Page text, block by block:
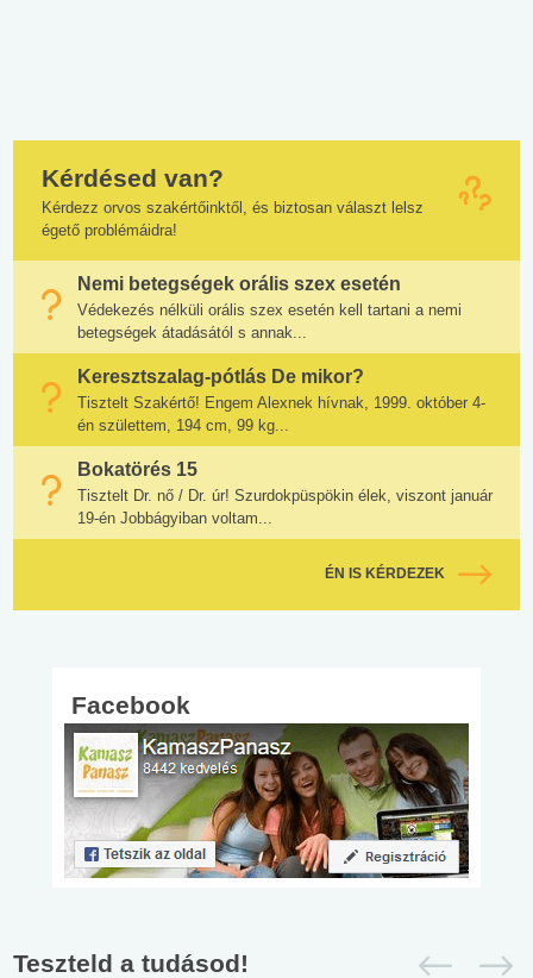
Kérdésed van?
Kérdezz orvos szakértőinktől, és biztosan választ lelsz
égető problémáidra!
Nemi betegségek orális szex esetén
Védekezés nélküli orális szex esetén kell tartani a nemi
betegségek átadásától s annak...
Keresztszalag-pótlás De mikor?
Tisztelt Szakértő! Engem Alexnek hívnak, 1999. október 4-
én születtem, 194 cm, 99 kg...
Bokatörés 15
Tisztelt Dr. nő / Dr. úr! Szurdokpüspökin élek, viszont január
19-én Jobbágyiban voltam...
ÉN IS KÉRDEZEK
Facebook
Teszteld a tudásod!